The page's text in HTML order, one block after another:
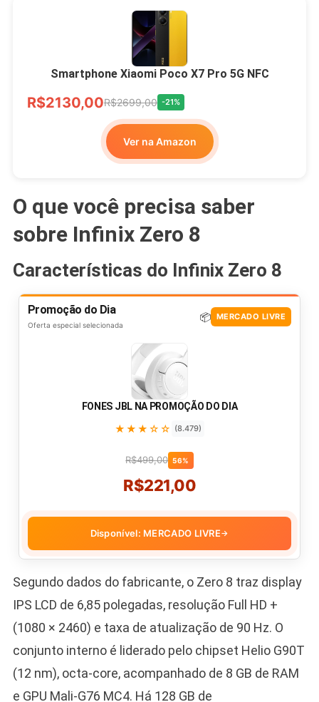
Smartphone Xiaomi Poco X7 Pro 5G NFC
R$2130,00R$2699,00 -21%
Ver na Amazon
O que você precisa saber
sobre Infinix Zero 8
Características do Infinix Zero 8
Promoção do Dia
Oferta especial selecionada
📦 MERCADO LIVRE
FONES JBL NA PROMOÇÃO DO DIA
★★★☆☆ (8.479)
R$499,00 56%
R$221,00
Disponível: MERCADO LIVRE→
Segundo dados do fabricante, o Zero 8 traz display
IPS LCD de 6,85 polegadas, resolução Full HD +
(1080 × 2460) e taxa de atualização de 90 Hz. O
conjunto interno é liderado pelo chipset Helio G90T
(12 nm), octa-core, acompanhado de 8 GB de RAM
e GPU Mali-G76 MC4. Há 128 GB de